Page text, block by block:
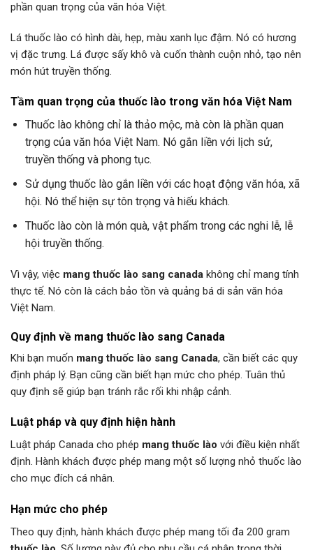
phần quan trọng của văn hóa Việt.
Lá thuốc lào có hình dài, hẹp, màu xanh lục đậm. Nó có hương
vị đặc trưng. Lá được sấy khô và cuốn thành cuộn nhỏ, tạo nên
món hút truyền thống.
Tầm quan trọng của thuốc lào trong văn hóa Việt Nam
Thuốc lào không chỉ là thảo mộc, mà còn là phần quan
trọng của văn hóa Việt Nam. Nó gắn liền với lịch sử,
truyền thống và phong tục.
Sử dụng thuốc lào gắn liền với các hoạt động văn hóa, xã
hội. Nó thể hiện sự tôn trọng và hiếu khách.
Thuốc lào còn là món quà, vật phẩm trong các nghi lễ, lễ
hội truyền thống.
Vì vậy, việc mang thuốc lào sang canada không chỉ mang tính
thực tế. Nó còn là cách bảo tồn và quảng bá di sản văn hóa
Việt Nam.
Quy định về mang thuốc lào sang Canada
Khi bạn muốn mang thuốc lào sang Canada, cần biết các quy
định pháp lý. Bạn cũng cần biết hạn mức cho phép. Tuân thủ
quy định sẽ giúp bạn tránh rắc rối khi nhập cảnh.
Luật pháp và quy định hiện hành
Luật pháp Canada cho phép mang thuốc lào với điều kiện nhất
định. Hành khách được phép mang một số lượng nhỏ thuốc lào
cho mục đích cá nhân.
Hạn mức cho phép
Theo quy định, hành khách được phép mang tối đa 200 gram